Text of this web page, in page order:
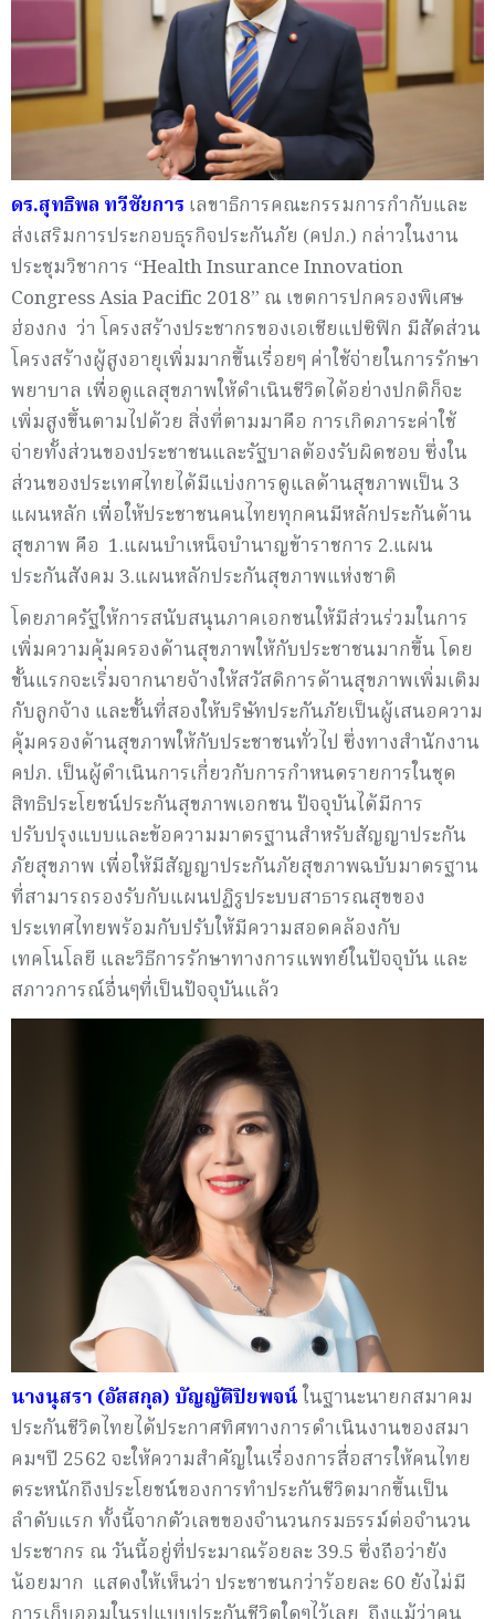
ดร.สุทธิพล ทวีชัยการ เลขาธิการคณะกรรมการกำกับและ
ส่งเสริมการประกอบธุรกิจประกันภัย (คปภ.) กล่าวในงาน
ประชุมวิชาการ “Health Insurance Innovation
Congress Asia Pacific 2018” ณ เขตการปกครองพิเศษ
ฮ่องกง ว่า โครงสร้างประชากรของเอเชียแปซิฟิก มีสัดส่วน
โครงสร้างผู้สูงอายุเพิ่มมากขึ้นเรื่อยๆ ค่าใช้จ่ายในการรักษา
พยาบาล เพื่อดูแลสุขภาพให้ดำเนินชีวิตได้อย่างปกติก็จะ
เพิ่มสูงขึ้นตามไปด้วย สิ่งที่ตามมาคือ การเกิดภาระค่าใช้
จ่ายทั้งส่วนของประชาชนและรัฐบาลต้องรับผิดชอบ ซึ่งใน
ส่วนของประเทศไทยได้มีแบ่งการดูแลด้านสุขภาพเป็น 3
แผนหลัก เพื่อให้ประชาชนคนไทยทุกคนมีหลักประกันด้าน
สุขภาพ คือ 1.แผนบำเหน็จบำนาญข้าราชการ 2.แผน
ประกันสังคม 3.แผนหลักประกันสุขภาพแห่งชาติ
โดยภาครัฐให้การสนับสนุนภาคเอกชนให้มีส่วนร่วมในการ
เพิ่มความคุ้มครองด้านสุขภาพให้กับประชาชนมากขึ้น โดย
ขั้นแรกจะเริ่มจากนายจ้างให้สวัสดิการด้านสุขภาพเพิ่มเติม
กับลูกจ้าง และขั้นที่สองให้บริษัทประกันภัยเป็นผู้เสนอความ
คุ้มครองด้านสุขภาพให้กับประชาชนทั่วไป ซึ่งทางสำนักงาน
คปภ. เป็นผู้ดำเนินการเกี่ยวกับการกำหนดรายการในชุด
สิทธิประโยชน์ประกันสุขภาพเอกชน ปัจจุบันได้มีการ
ปรับปรุงแบบและข้อความมาตรฐานสำหรับสัญญาประกัน
ภัยสุขภาพ เพื่อให้มีสัญญาประกันภัยสุขภาพฉบับมาตรฐาน
ที่สามารถรองรับกับแผนปฏิรูประบบสาธารณสุขของ
ประเทศไทยพร้อมกับปรับให้มีความสอดคล้องกับ
เทคโนโลยี และวิธีการรักษาทางการแพทย์ในปัจจุบัน และ
สภาวการณ์อื่นๆที่เป็นปัจจุบันแล้ว
นางนุสรา (อัสสกุล) บัญญัติปิยพจน์ในฐานะนายกสมาคม
ประกันชีวิตไทยได้ประกาศทิศทางการดำเนินงานของสมา
คมฯปี 2562 จะให้ความสำคัญในเรื่องการสื่อสารให้คนไทย
ตระหนักถึงประโยชน์ของการทำประกันชีวิตมากขึ้นเป็น
ลำดับแรก ทั้งนี้จากตัวเลขของจำนวนกรมธรรม์ต่อจำนวน
ประชากร ณ วันนี้อยู่ที่ประมาณร้อยละ 39.5 ซึ่งถือว่ายัง
น้อยมาก แสดงให้เห็นว่า ประชาชนกว่าร้อยละ 60 ยังไม่มี